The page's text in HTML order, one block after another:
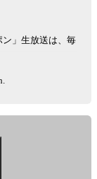
ン」生放送は、毎